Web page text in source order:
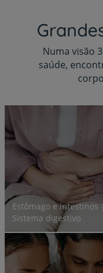
Numa visão
saúde,
Estômago e intestinos |
Sistema digestivo